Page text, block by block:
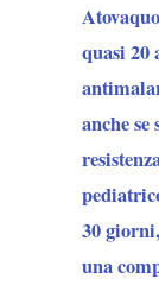
quasi 20
anche
30
una